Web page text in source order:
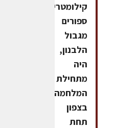
קילומטרים
ספורים
מגבול
הלבנון,
היה
מתחילת
המלחמה
בצפון
תחת